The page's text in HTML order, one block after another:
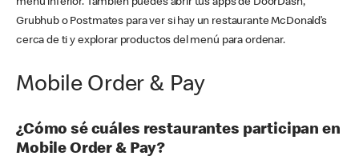
Grubhub o Postmates para ver si hay un restaurante McDonald’s
cerca de ti y explorar productos del menú para ordenar.
Mobile Order & Pay
¿Cómo sé cuáles restaurantes participan en
Mobile Order & Pay?